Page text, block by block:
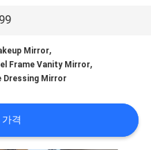
Mirror,
Frame Vanity Mirror,
Dressing Mirror
격